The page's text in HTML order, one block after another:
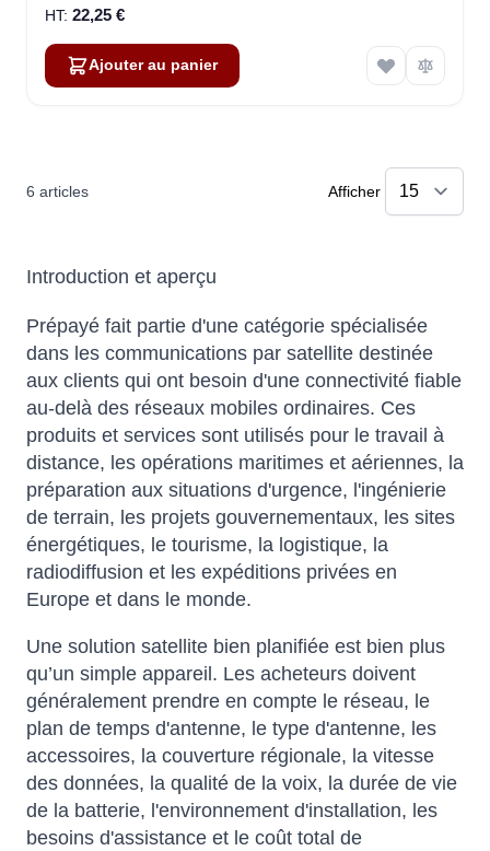
22,25 €
Ajouter au panier
6 articles Afficher
Introduction et aperçu
Prépayé fait partie d'une catégorie spécialisée
dans les communications par satellite destinée
aux clients qui ont besoin d'une connectivité fiable
au-delà des réseaux mobiles ordinaires. Ces
produits et services sont utilisés pour le travail à
distance, les opérations maritimes et aériennes, la
préparation aux situations d'urgence, l'ingénierie
de terrain, les projets gouvernementaux, les sites
énergétiques, le tourisme, la logistique, la
radiodiffusion et les expéditions privées en
Europe et dans le monde.
Une solution satellite bien planifiée est bien plus
qu’un simple appareil. Les acheteurs doivent
généralement prendre en compte le réseau, le
plan de temps d'antenne, le type d'antenne, les
accessoires, la couverture régionale, la vitesse
des données, la qualité de la voix, la durée de vie
de la batterie, l'environnement d'installation, les
besoins d'assistance et le coût total de